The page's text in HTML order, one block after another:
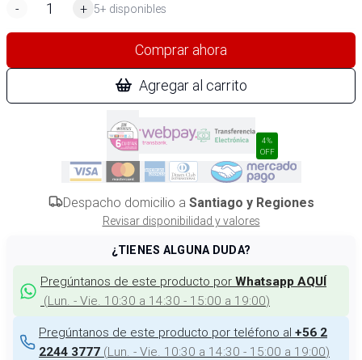
-
+ 5+ disponibles
Comprar ahora
Agregar al carrito
4%
OFF
Despacho domicilio a Santiago y Regiones
Revisar disponibilidad y valores
¿TIENES ALGUNA DUDA?
Pregúntanos de este producto por Whatsapp AQUÍ
(Lun. - Vie. 10:30 a 14:30 - 15:00 a 19:00)
Pregúntanos de este producto por teléfono al +56 2
2244 3777 (Lun. - Vie. 10:30 a 14:30 - 15:00 a 19:00)